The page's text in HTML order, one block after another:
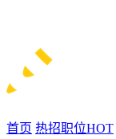
首页 热招职位HOT